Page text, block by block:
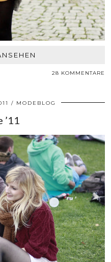
28 KOMMENTARE
MODEBLOG
’11